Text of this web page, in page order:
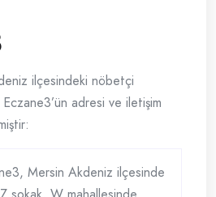
ilçesindeki nöbetçi
adresi ve iletişim
Mersin Akdeniz ilçesinde